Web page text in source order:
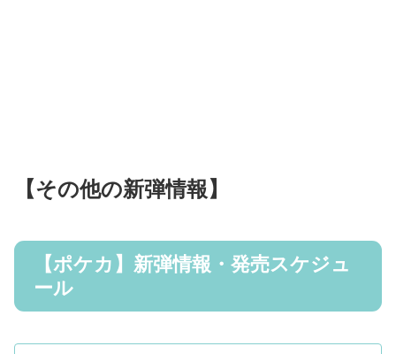
【その他の新弾情報】
【ポケカ】新弾情報・発売スケジュ
ール